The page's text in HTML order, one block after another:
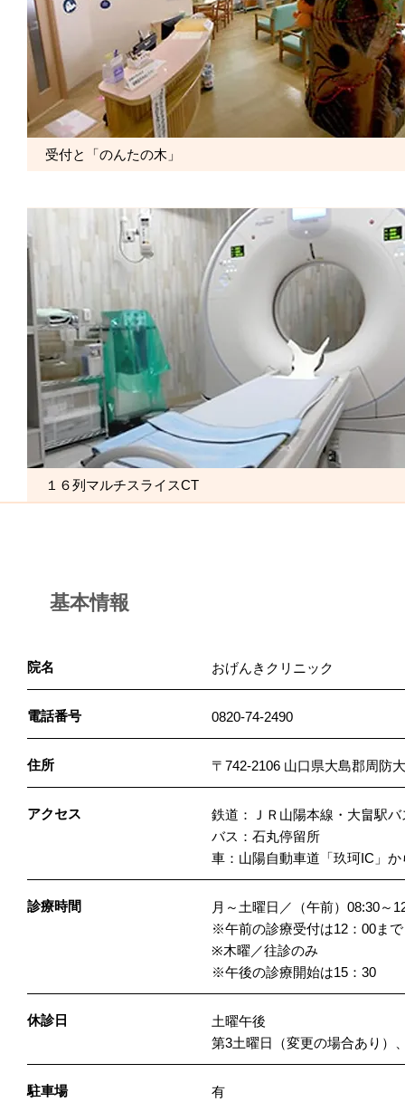
受付と「のんたの木」
１６列マルチスライスCT
基本情報
院名 おげんきクリニック
電話番号 0820-74-2490
住所 〒742-2106 山口県大島郡周防
アクセス
鉄道：ＪＲ山陽本線・大畠駅バ
バス：石丸停留所
車：山陽自動車道「玖珂IC」
診療時間
月～土曜日／（午前）08:30～
※午前の診療受付は12：00まで
※木曜／往診のみ
※午後の診療開始は15：30
休診日
土曜午後
第3土曜日（変更の場合あり）
駐車場 有